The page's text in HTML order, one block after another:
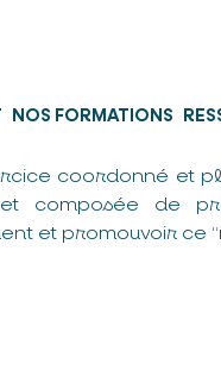
NOS FORMATIONS
coordonné et
composée de
et promouvoir ce